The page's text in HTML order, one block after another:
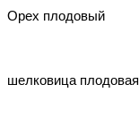
Орех плодовый
шелковица плодовая